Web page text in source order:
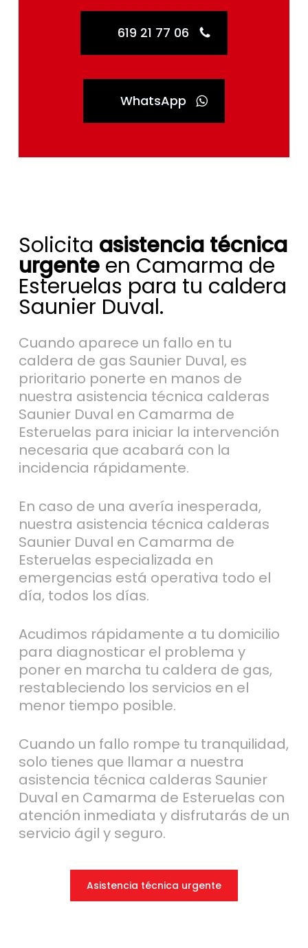
619 21 77 06
WhatsApp
Solicita asistencia técnica
urgenteen Camarma de
Esteruelas para tu caldera
Saunier Duval.
Cuando aparece un fallo en tu
caldera de gas Saunier Duval, es
prioritario ponerte en manos de
nuestra asistencia técnica calderas
Saunier Duval en Camarma de
Esteruelas para iniciar la intervención
necesaria que acabará con la
incidencia rápidamente.
En caso de una avería inesperada,
nuestra asistencia técnica calderas
Saunier Duval en Camarma de
Esteruelas especializada en
emergencias está operativa todo el
día, todos los días.
Acudimos rápidamente a tu domicilio
para diagnosticar el problema y
poner en marcha tu caldera de gas,
restableciendo los servicios en el
menor tiempo posible.
Cuando un fallo rompe tu tranquilidad,
solo tienes que llamar a nuestra
asistencia técnica calderas Saunier
Duval en Camarma de Esteruelas con
atención inmediata y disfrutarás de un
servicio ágil y seguro.
Asistencia técnica urgente